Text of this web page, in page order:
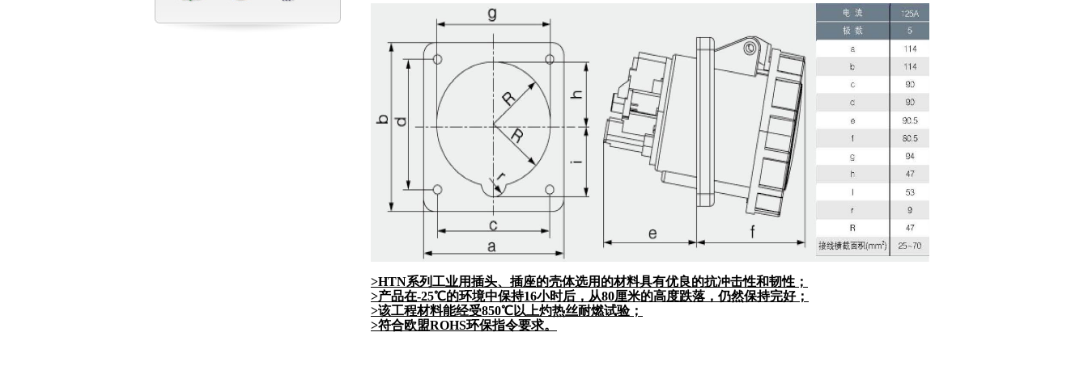
>HTN系列工业用插头、插座的壳体选用的材料具有优良的抗冲击性和韧性；
>产品在-25℃的环境中保持16小时后，从80厘米的高度跌落，仍然保持完好；
>该工程材料能经受850℃以上灼热丝耐燃试验；
>符合欧盟ROHS环保指令要求。